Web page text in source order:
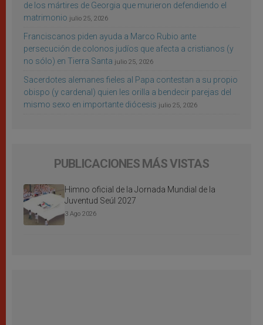
de los mártires de Georgia que murieron defendiendo el
matrimonio julio 25, 2026
Franciscanos piden ayuda a Marco Rubio ante
persecución de colonos judíos que afecta a cristianos (y
no sólo) en Tierra Santa julio 25, 2026
Sacerdotes alemanes fieles al Papa contestan a su propio
obispo (y cardenal) quien les orilla a bendecir parejas del
mismo sexo en importante diócesis julio 25, 2026
PUBLICACIONES MÁS VISTAS
Himno oficial de la Jornada Mundial de la
Juventud Seúl 2027
3 Ago 2026